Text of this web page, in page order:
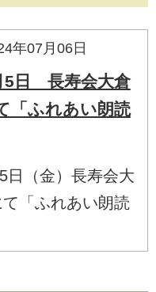
年07月06日
5日 長寿会大倉
「ふれあい朗読
日（金）長寿会大
「ふれあい朗読